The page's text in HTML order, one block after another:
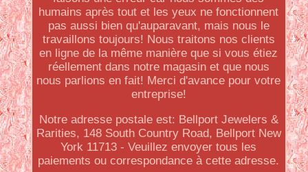
humains après tout et les yeux ne fonctionnent
pas aussi bien qu'auparavant, mais nous le
travaillons toujours! Nous traitons nos clients
en ligne de la même manière que si vous étiez
réellement dans notre magasin et que nous
nous parlions en fait! Merci d'avance pour votre
entreprise!
Notre adresse postale est: Bellport Jewelers &
Rarities, 148 South Country Road, Bellport New
York 11713 - Veuillez envoyer tous les
paiements ou correspondance à cette adresse.